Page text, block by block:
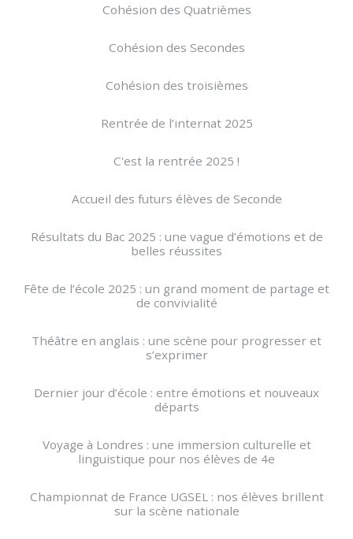
Cohésion des Quatrièmes
Cohésion des Secondes
Cohésion des troisièmes
Rentrée de l’internat 2025
C'est la rentrée 2025 !
Accueil des futurs élèves de Seconde
Résultats du Bac 2025 : une vague d’émotions et de
belles réussites
Fête de l’école 2025 : un grand moment de partage et
de convivialité
Théâtre en anglais : une scène pour progresser et
s’exprimer
Dernier jour d’école : entre émotions et nouveaux
départs
Voyage à Londres : une immersion culturelle et
linguistique pour nos élèves de 4e
Championnat de France UGSEL : nos élèves brillent
sur la scène nationale